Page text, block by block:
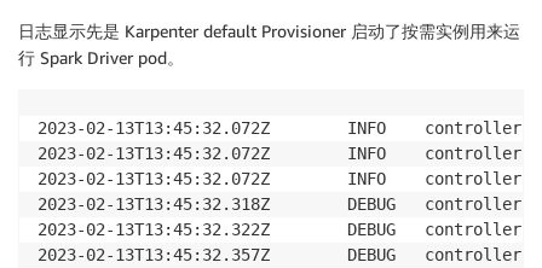
日志显示先是 Karpenter default Provisioner 启动了按需实例用来运
行 Spark Driver pod。
2023-02-13T13:45:32.072Z        INFO
2023-02-13T13:45:32.072Z        INFO
2023-02-13T13:45:32.072Z        INFO
2023-02-13T13:45:32.318Z        DEBUG
2023-02-13T13:45:32.322Z        DEBUG
2023-02-13T13:45:32.357Z        DEBUG